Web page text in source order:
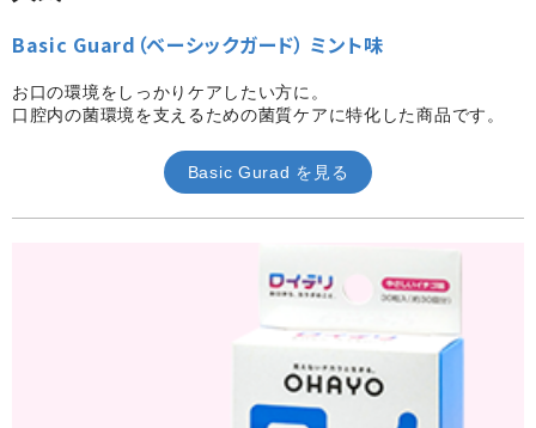
Basic Guard（ベーシックガード） ミント味
お口の環境をしっかりケアしたい方に。
口腔内の菌環境を支えるための菌質ケアに特化した商品です。
Basic Gurad を見る